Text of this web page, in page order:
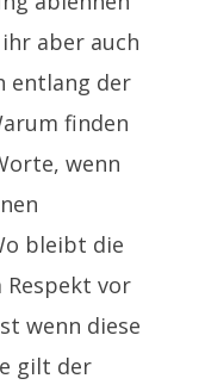
aber auch
entlang der
finden
wenn
bleibt die
vor
wenn diese
gilt der